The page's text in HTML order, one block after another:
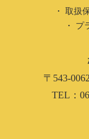
取扱
プ
〒543-
TEL：